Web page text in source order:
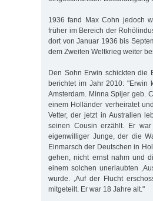
1936 fand Max Cohn jedoch
früher im Bereich der
dort von Januar 1936 bis
dem Zweiten Weltkrieg weiter
Den Sohn Erwin schickten die
berichtet im Jahr 2010: "Erwin
Amsterdam. Minna Spijer geb.
einem Holländer verheiratet
Vetter, der jetzt in Australien
seinen Cousin er­zählt. Er
eigenwilliger Junge, der die
Einmarsch der Deutschen in
gehen, nicht ernst nahm und
einem solchen unerlaubten
wurde. ‚Auf der Flucht
mitgeteilt. Er war 18 Jahre alt."